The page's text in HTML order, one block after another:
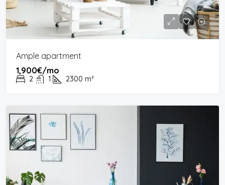
Ample apartment
1,900€/mo
2 1 2300 m²